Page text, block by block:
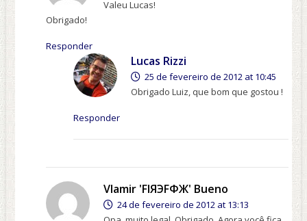
Valeu Lucas!
Obrigado!
Responder
Lucas Rizzi
25 de fevereiro de 2012 at 10:45
Obrigado Luiz, que bom que gostou !
Responder
Vlamir 'FІЯЭFФЖ' Bueno
24 de fevereiro de 2012 at 13:13